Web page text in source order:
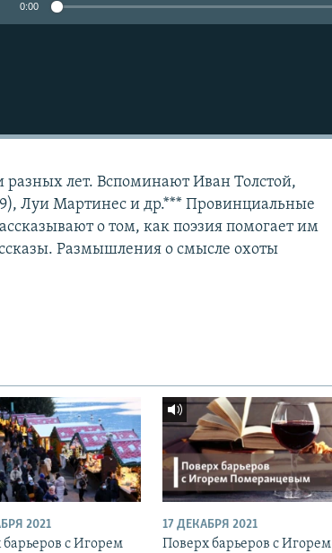
0:00
лет. Вспоминают Иван Толстой,
Луи Мартинес и др.*** Провинциальные
о том, как поэзия помогает им
Размышления о смысле охоты
2021
с Игорем
17 ДЕКАБРЯ 2021
Поверх барьеров с Игорем